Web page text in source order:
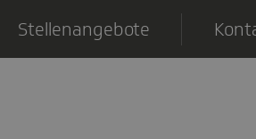
Stellenangebote